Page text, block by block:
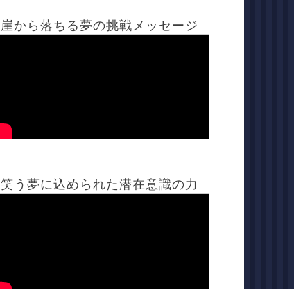
崖から落ちる夢の挑戦メッセージ
笑う夢に込められた潜在意識の力